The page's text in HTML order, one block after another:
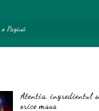
o Pagină
Atentia, ingredientul
orice masa